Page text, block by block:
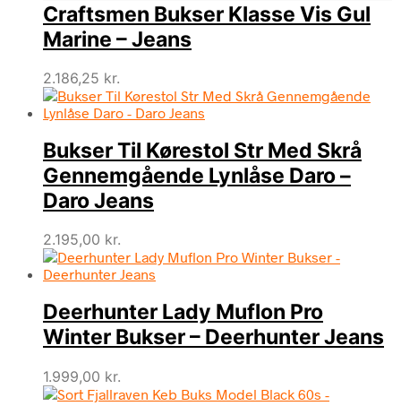
Craftsmen Bukser Klasse Vis Gul
Marine – Jeans
2.186,25 kr.
Bukser Til Kørestol Str Med Skrå
Gennemgående Lynlåse Daro –
Daro Jeans
2.195,00 kr.
Deerhunter Lady Muflon Pro
Winter Bukser – Deerhunter Jeans
1.999,00 kr.